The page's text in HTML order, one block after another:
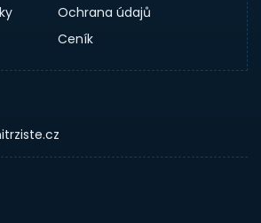
Ochrana údajů
Ceník